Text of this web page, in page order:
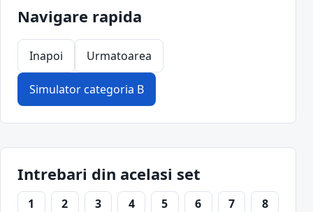
Navigare rapida
Inapoi Urmatoarea
Simulator categoria B
Intrebari din acelasi set
1 2 3 4 5 6 7
8